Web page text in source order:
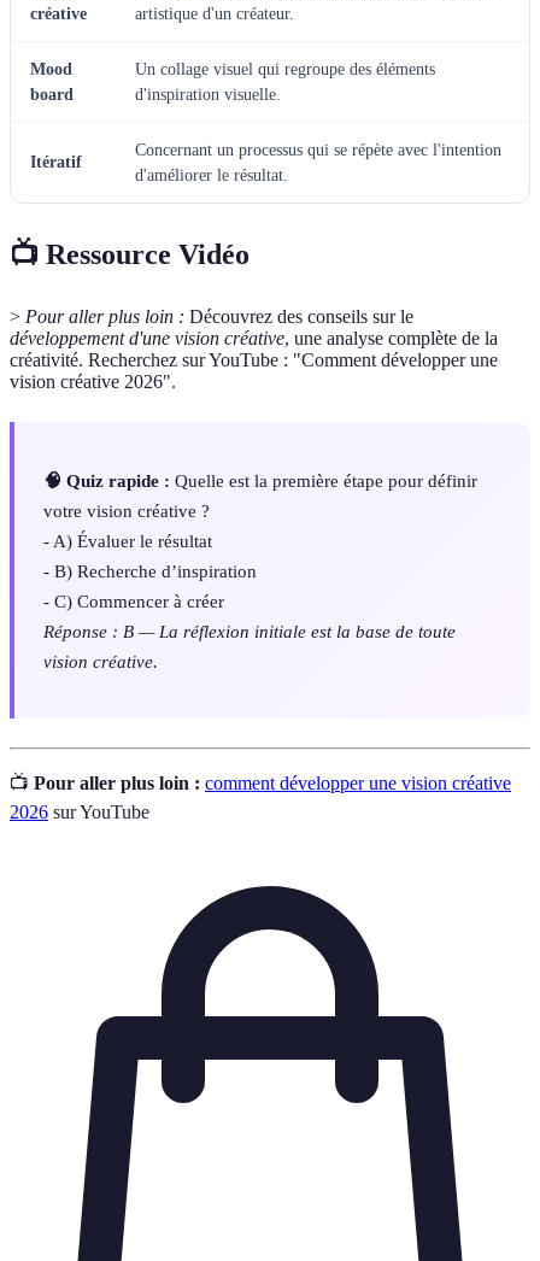
créative
artistique d'un créateur.
Mood
board
Un collage visuel qui regroupe des éléments
d'inspiration visuelle.
Itératif
Concernant un processus qui se répète avec l'intention
d'améliorer le résultat.
📺 Ressource Vidéo
> Pour aller plus loin : Découvrez des conseils sur le
développement d'une vision créative, une analyse complète de la
créativité. Recherchez sur YouTube : "Comment développer une
vision créative 2026".
🧠 Quiz rapide : Quelle est la première étape pour définir
votre vision créative ?
- A) Évaluer le résultat
- B) Recherche d’inspiration
- C) Commencer à créer
Réponse : B — La réflexion initiale est la base de toute
vision créative.
📺 Pour aller plus loin : comment développer une vision créative
2026 sur YouTube